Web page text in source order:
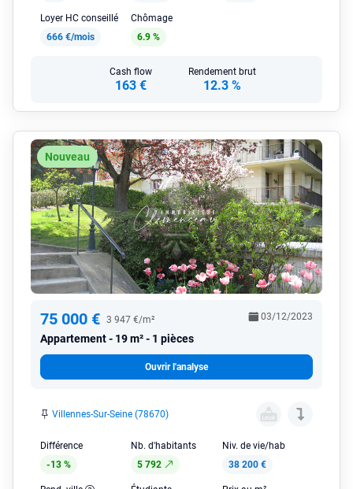
Loyer HC conseillé
666 €/mois
Chômage
6.9 %
Cash flow
163 €
Rendement brut
12.3 %
Nouveau
75 000 € 3 947 €/m²
Appartement 19 m² - 1 pièces
03/12/2023
Ouvrir l'analyse
Villennes-Sur-Seine (78670)
Différence
-13 %
Nb. d'habitants
5 792
Niv. de vie/hab
38 200 €